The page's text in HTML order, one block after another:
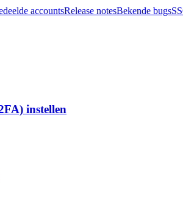
accountsRelease notesBekende bugs
instellen